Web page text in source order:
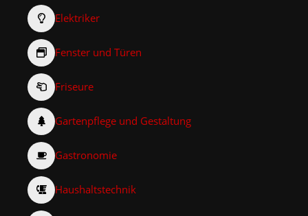
Elektriker
Fenster und Türen
Friseure
Gartenpflege und Gestaltung
Gastronomie
Haushaltstechnik